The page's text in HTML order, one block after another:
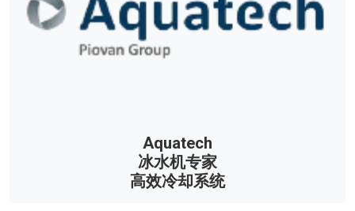
Aquatech
冰水机专家
高效冷却系统